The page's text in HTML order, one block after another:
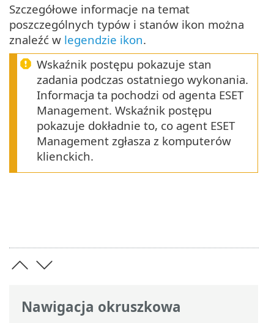
Nawigacja okruszkowa
Szczegółowe informacje na temat
poszczególnych typów i stanów ikon można
znaleźć w legendzie ikon.
Wskaźnik postępu pokazuje stan
zadania podczas ostatniego wykonania.
Informacja ta pochodzi od agenta ESET
Management. Wskaźnik postępu
pokazuje dokładnie to, co agent ESET
Management zgłasza z komputerów
klienckich.